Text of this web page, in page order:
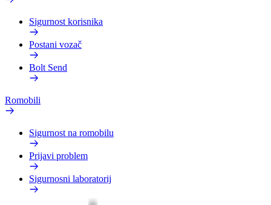
Sigurnost korisnika
Postani vozač
Bolt Send
Romobili
Sigurnost na romobilu
Prijavi problem
Sigurnosni laboratorij